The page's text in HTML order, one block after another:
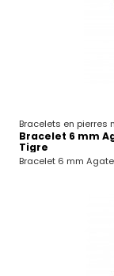
Bracelets en pierres
Bracelet 6 mm
Tigre
Bracelet 6 mm